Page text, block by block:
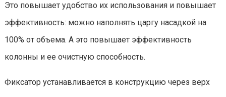
Это повышает удобство их использования и повышает
эффективность: можно наполнять царгу насадкой на
100% от объема. А это повышает эффективность
колонны и ее очистную способность.
Фиксатор устанавливается в конструкцию через верх